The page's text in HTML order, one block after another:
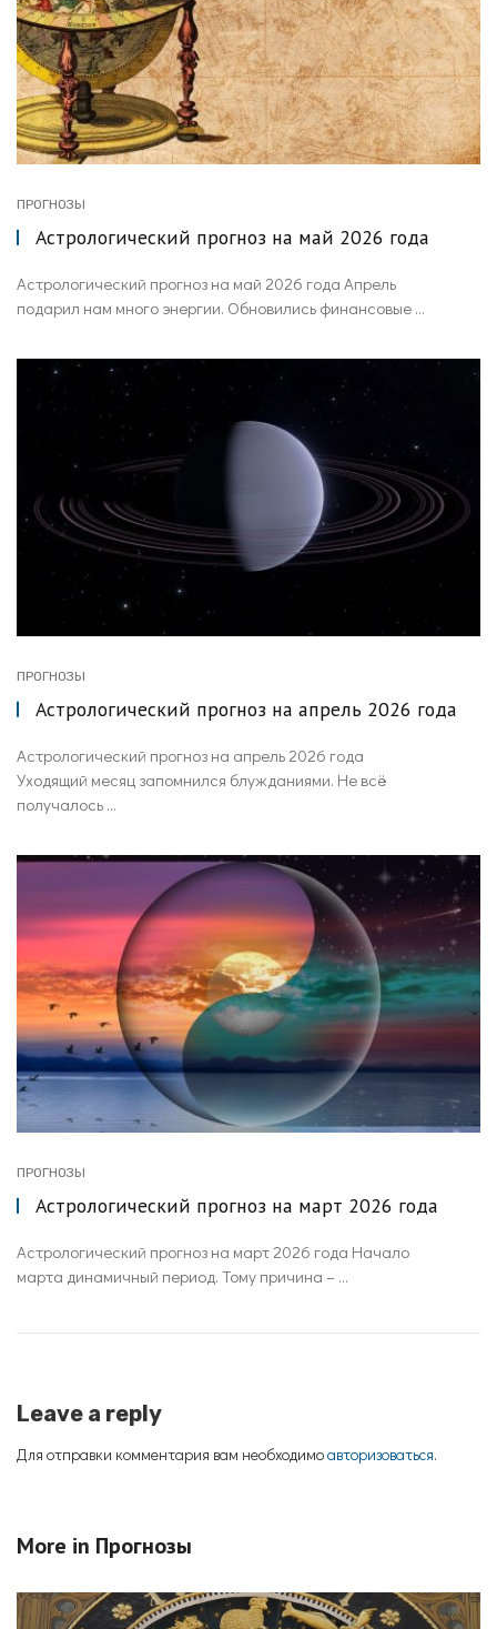
ПРОГНОЗЫ
Астрологический прогноз на май 2026 года
Астрологический прогноз на май 2026 года Апрель
подарил нам много энергии. Обновились финансовые ...
ПРОГНОЗЫ
Астрологический прогноз на апрель 2026 года
Астрологический прогноз на апрель 2026 года
Уходящий месяц запомнился блужданиями. Не всё
получалось ...
ПРОГНОЗЫ
Астрологический прогноз на март 2026 года
Астрологический прогноз на март 2026 года Начало
марта динамичный период. Тому причина – ...
Leave a reply
Для отправки комментария вам необходимоавторизоваться.
More in Прогнозы